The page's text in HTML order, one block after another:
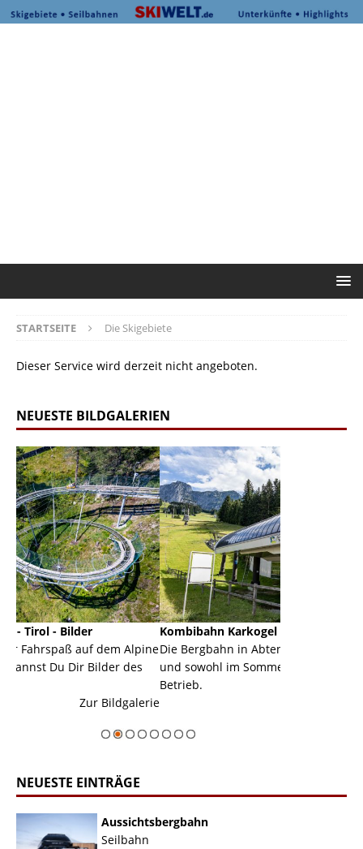
STARTSEITE Die Skigebiete
Dieser Service wird derzeit nicht angeboten.
NEUESTE BILDGALERIEN
Alpine
des
Kombibahn Karkogel - Abtenau - Salzburg
Die Bergbahn in Abtenau ist eine Kombibahn
und sowohl im Sommer als auch im Winter in
NEUESTE EINTRÄGE
Aussichtsbergbahn
Seilbahn